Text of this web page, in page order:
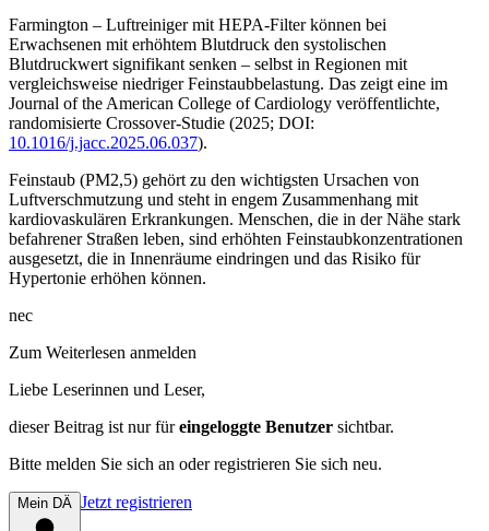
Farmington – Luftreiniger mit HEPA-Filter können bei
Erwachsenen mit erhöhtem Blutdruck den systolischen
Blutdruckwert signifikant senken – selbst in Regionen mit
vergleichsweise niedriger Feinstaubbelastung. Das zeigt eine im
Journal of the American College of Cardiology veröffentlichte,
randomisierte Crossover-Studie (2025; DOI:
10.1016/j.jacc.2025.06.037).
Feinstaub (PM2,5) gehört zu den wichtigsten Ursachen von
Luftverschmutzung und steht in engem Zusammenhang mit
kardiovaskulären Erkrankungen. Menschen, die in der Nähe stark
befahrener Straßen leben, sind erhöhten Feinstaubkonzentrationen
ausgesetzt, die in Innenräume eindringen und das Risiko für
Hypertonie erhöhen können.
nec
Zum Weiterlesen anmelden
Liebe Leserinnen und Leser,
dieser Beitrag ist nur füreingeloggte Benutzer sichtbar.
Bitte melden Sie sich an oder registrieren Sie sich neu.
Mein DÄ Jetzt registrieren